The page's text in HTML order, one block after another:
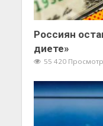
Россиян
диете»
55 420